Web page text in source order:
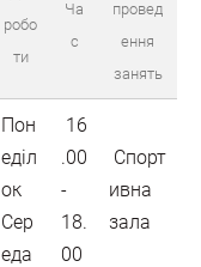
робо
ти
Ча
с
провед
ення
занять
Пон
еділ
ок
Сер
еда
16
.00
-
18.
00
Спорт
ивна
зала